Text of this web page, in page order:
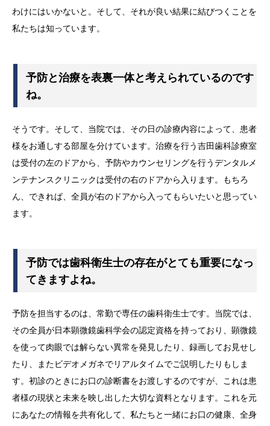
わけにはいかないと。そして、それが良い結果に結びつくことを
私たちは知っています。
予防と治療を表裏一体と考えられているのです
ね。
そうです。そして、当院では、その日の診療内容によって、患者
様をお通しする部屋を分けています。治療を行う吉田歯科診療室
は受付の左のドアから、予防やカウンセリングを行うデンタルメ
ンテナンスクリニックは受付の右のドアから入ります。もちろ
ん、できれば、全員が右のドアから入ってもらいたいと思ってい
ます。
予防では歯科衛生士の存在がとても重要になっ
てきますよね。
予防を担当するのは、常勤で専任の歯科衛生士です。当院では、
その全員が日本顕微鏡歯科学会の認定資格を持っており、顕微鏡
を使って肉眼では解らない異常を発見したり、録画してお見せし
たり、またビデオメガネでリアルタイムでご説明したりもしま
す。初診のときにお口の診断書をお渡しするのですが、これは患
者様の現状と未来を映し出した大切な資料となります。これを元
にあなたの情報を共有化して、私たちと一緒にお口の健康、全身